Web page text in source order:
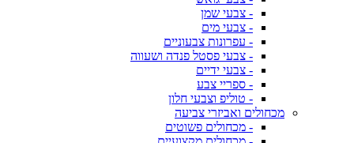
- צבעי שמן
- צבעי מים
- עפרונות צבעוניים
- צבעי פסטל פנדה ושעווה
- צבעי ידיים
- ספריי צבע
- טוליפ וצבעי חלון
מכחולים ואביזרי צביעה
- מכחולים פשוטים